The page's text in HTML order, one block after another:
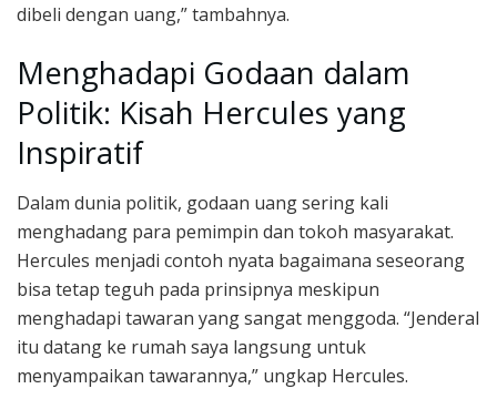
dibeli dengan uang,” tambahnya.
Menghadapi Godaan dalam
Politik: Kisah Hercules yang
Inspiratif
Dalam dunia politik, godaan uang sering kali
menghadang para pemimpin dan tokoh masyarakat.
Hercules menjadi contoh nyata bagaimana seseorang
bisa tetap teguh pada prinsipnya meskipun
menghadapi tawaran yang sangat menggoda. “Jenderal
itu datang ke rumah saya langsung untuk
menyampaikan tawarannya,” ungkap Hercules.